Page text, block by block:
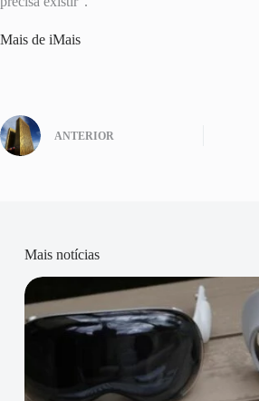
Mais de iMais
ANTERIOR
Mais notícias